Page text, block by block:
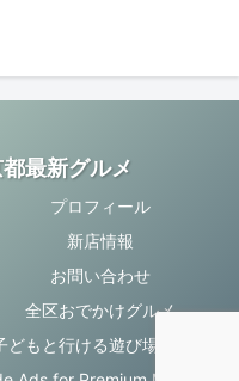
最新グルメ
プロフィール
新店情報
お問い合わせ
全区おでかけグルメ
どもと行ける遊び場・お店